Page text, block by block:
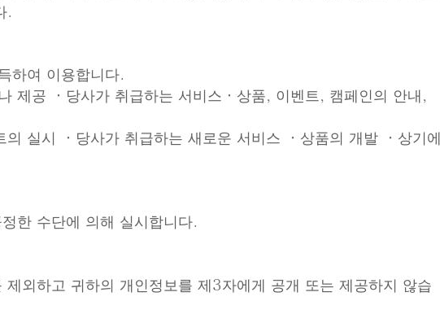
.
하여 이용합니다.
제공 ・당사가 취급하는 서비스・상품, 이벤트, 캠페인의 안내,
의 실시 ・당사가 취급하는 새로운 서비스 ・상품의 개발 ・상기에
한 수단에 의해 실시합니다.
외하고 귀하의 개인정보를 제3자에게 공개 또는 제공하지 않습